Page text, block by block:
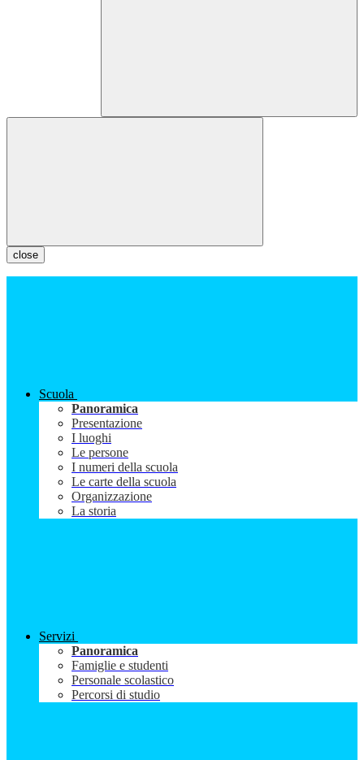
close
Scuola
Panoramica
Presentazione
I luoghi
Le persone
I numeri della scuola
Le carte della scuola
Organizzazione
La storia
Servizi
Panoramica
Famiglie e studenti
Personale scolastico
Percorsi di studio